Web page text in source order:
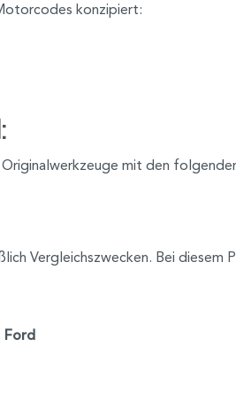
konzipiert:
mit den
Vergleichszwecken. Bei diesem
Ford